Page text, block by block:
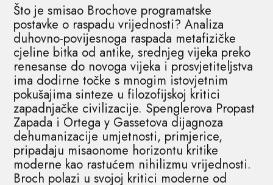
Što je smisao Brochove programatske
postavke o raspadu vrijednosti? Analiza
duhovno-povijesnoga raspada metafizičke
cjeline bitka od antike, srednjeg vijeka preko
renesanse do novoga vijeka i prosvjetiteljstva
ima dodirne točke s mnogim istovjetnim
pokušajima sinteze u filozofijskoj kritici
zapadnjačke civilizacije. Spenglerova Propast
Zapada i Ortega y Gassetova dijagnoza
dehumanizacije umjetnosti, primjerice,
pripadaju misaonome horizontu kritike
moderne kao rastućem nihilizmu vrijednosti.
Broch polazi u svojoj kritici moderne od